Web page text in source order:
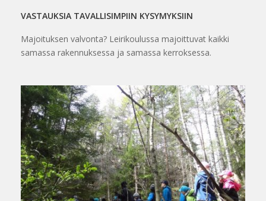
VASTAUKSIA TAVALLISIMPIIN KYSYMYKSIIN
Majoituksen valvonta? Leirikoulussa majoittuvat kaikki
samassa rakennuksessa ja samassa kerroksessa.